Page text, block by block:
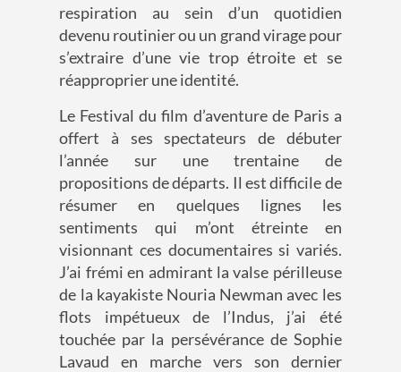
respiration au sein d’un quotidien
devenu routinier ou un grand virage pour
s’extraire d’une vie trop étroite et se
réapproprier une identité.
Le Festival du film d’aventure de Paris a
offert à ses spectateurs de débuter
l’année sur une trentaine de
propositions de départs. Il est difficile de
résumer en quelques lignes les
sentiments qui m’ont étreinte en
visionnant ces documentaires si variés.
J’ai frémi en admirant la valse périlleuse
de la kayakiste Nouria Newman avec les
flots impétueux de l’Indus, j’ai été
touchée par la persévérance de Sophie
Lavaud en marche vers son dernier